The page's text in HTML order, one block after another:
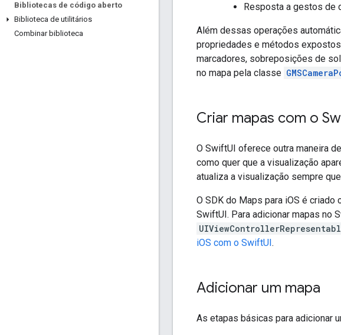
Bibliotecas de código aberto
Biblioteca de utilitários
Combinar biblioteca
Resposta a gestos de
Além dessas operações
propriedades e métodos
marcadores, sobreposições de
no mapa pela classe
Criar mapas com o
O SwiftUI oferece outra maneira
como quer que a visualização
atualiza a visualização sempre
O SDK do Maps para iOS é criado
SwiftUI. Para adicionar mapas no
iOS com o SwiftUI.
Adicionar um mapa
As etapas básicas para adicionar